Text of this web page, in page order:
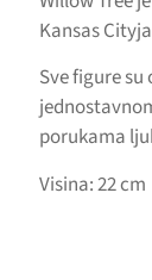
Kansas
Sve figure
porukama
Visina: 22 cm